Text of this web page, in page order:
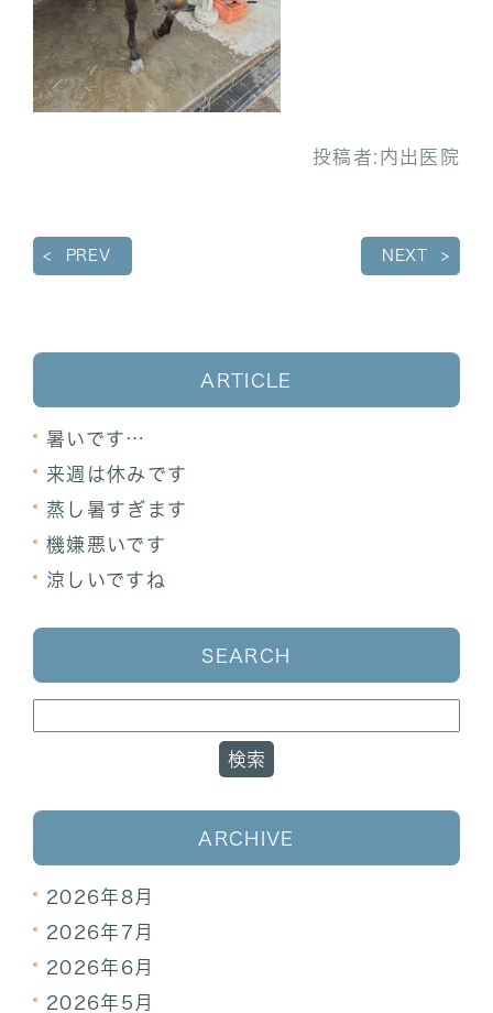
投稿者: 内出医院
PREV NEXT
ARTICLE
暑いです…
来週は休みです
蒸し暑すぎます
機嫌悪いです
涼しいですね
SEARCH
ARCHIVE
2026年8月
2026年7月
2026年6月
2026年5月